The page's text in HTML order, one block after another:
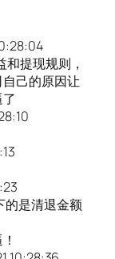
提现规则，
己的原因让
的是清退金额